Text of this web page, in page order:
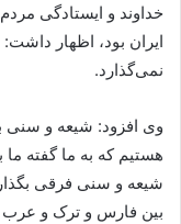
خداوند و ایستادگی
ایران بود، اظهار
نمی‌گذارد.
وی افزود: شیعه و سنی
هستیم که به ما گفته ما
شیعه و سنی فرقی
بین فارس و ترک و عرب